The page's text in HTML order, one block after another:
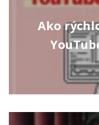
Ako